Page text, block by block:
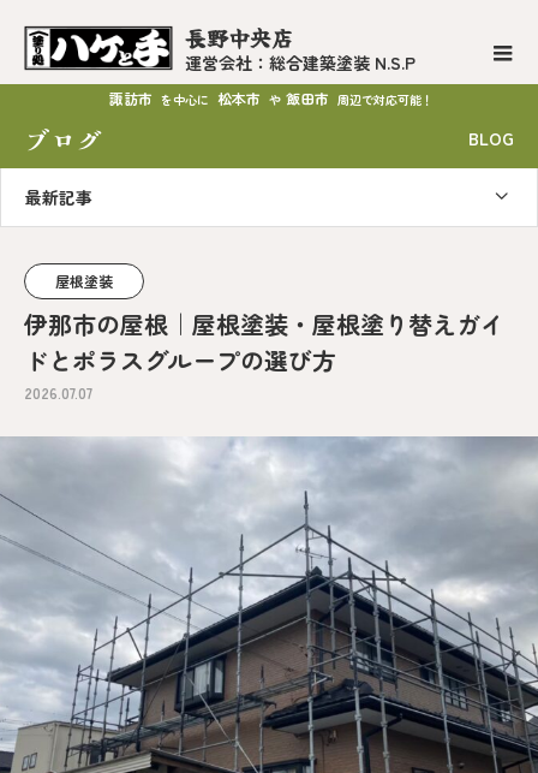
長野中央店
運営会社：総合建築塗装 N.S.P
諏訪市 を中心に 松本市 や 飯田市 周辺で対応可能！
ブログ BLOG
最新記事
屋根塗装
伊那市の屋根｜屋根塗装・屋根塗り替えガイ
ドとポラスグループの選び方
2026.07.07